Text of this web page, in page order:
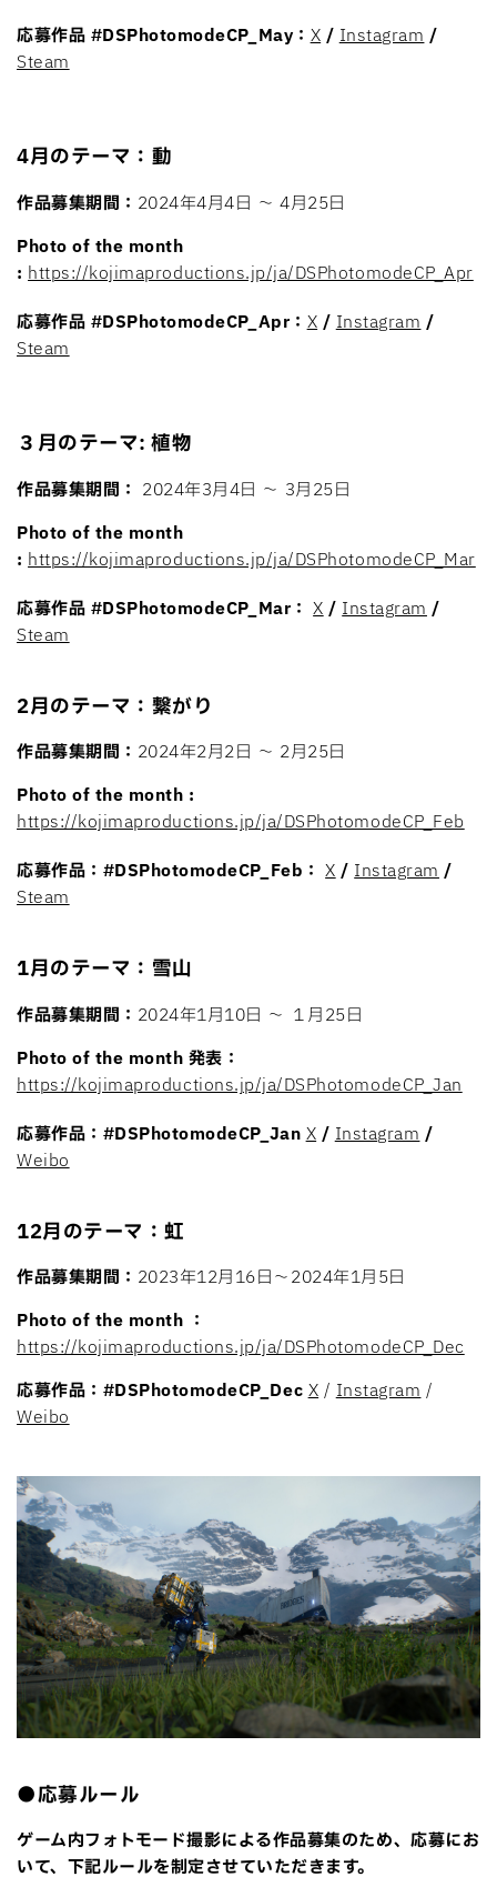
応募作品 #DSPhotomodeCP_May：X/Instagram/
Steam
4月のテーマ：動
作品募集期間： 2024年4月4日 〜 4月25日
Photo of the month
:https://kojimaproductions.jp/ja/DSPhotomodeCP_Apr
応募作品 #DSPhotomodeCP_Apr：X/Instagram/
Steam
３月のテーマ: 植物
作品募集期間： 2024年3月4日 〜 3月25日
Photo of the month
:https://kojimaproductions.jp/ja/DSPhotomodeCP_Mar
応募作品 #DSPhotomodeCP_Mar：X/Instagram/
Steam
2月のテーマ：繋がり
作品募集期間： 2024年2月2日 〜 2月25日
Photo of the month :
https://kojimaproductions.jp/ja/DSPhotomodeCP_Feb
応募作品： #DSPhotomodeCP_Feb：X/Instagram/
Steam
1月のテーマ：雪山
作品募集期間： 2024年1月10日 〜 １月25日
Photo of the month 発表：
https://kojimaproductions.jp/ja/DSPhotomodeCP_Jan
応募作品： #DSPhotomodeCP_JanX/Instagram/
Weibo
12月のテーマ：虹
作品募集期間： 2023年12月16日〜2024年1月5日
Photo of the month ：
https://kojimaproductions.jp/ja/DSPhotomodeCP_Dec
応募作品：#DSPhotomodeCP_Dec X/Instagram/
Weibo
●応募ルール
ゲーム内フォトモード撮影による作品募集のため、応募にお
いて、下記ルールを制定させていただきます。
クッキーポリシーに同意する